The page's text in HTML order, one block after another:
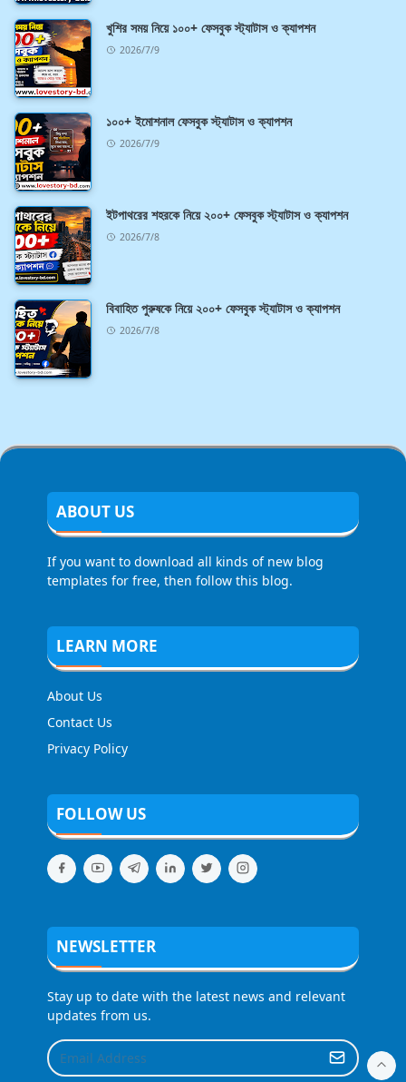
খুশির সময় নিয়ে ১০০+ ফেসবুক স্ট্যাটাস ও ক্যাপশন
2026/7/9
১০০+ ইমোশনাল ফেসবুক স্ট্যাটাস ও ক্যাপশন
2026/7/9
ইটপাথরের শহরকে নিয়ে ২০০+ ফেসবুক স্ট্যাটাস ও ক্যাপশন
2026/7/8
বিবাহিত পুরুষকে নিয়ে ২০০+ ফেসবুক স্ট্যাটাস ও ক্যাপশন
2026/7/8
ABOUT US
If you want to download all kinds of new blog
templates for free, then follow this blog.
LEARN MORE
About Us
Contact Us
Privacy Policy
FOLLOW US
NEWSLETTER
Stay up to date with the latest news and relevant
updates from us.